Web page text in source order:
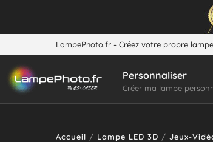
LampePhoto.fr - Créez votre propre
Personnaliser
Créer ma lampe
Accueil / Lampe LED 3D / Jeux-